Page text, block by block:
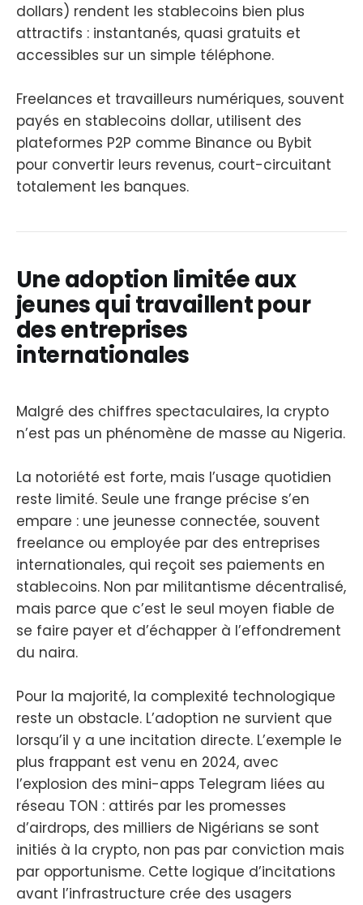
dollars) rendent les stablecoins bien plus
attractifs : instantanés, quasi gratuits et
accessibles sur un simple téléphone.
Freelances et travailleurs numériques, souvent
payés en stablecoins dollar, utilisent des
plateformes P2P comme Binance ou Bybit
pour convertir leurs revenus, court-circuitant
totalement les banques.
Une adoption limitée aux
jeunes qui travaillent pour
des entreprises
internationales
Malgré des chiffres spectaculaires, la crypto
n’est pas un phénomène de masse au Nigeria.
La notoriété est forte, mais l’usage quotidien
reste limité. Seule une frange précise s’en
empare : une jeunesse connectée, souvent
freelance ou employée par des entreprises
internationales, qui reçoit ses paiements en
stablecoins. Non par militantisme décentralisé,
mais parce que c’est le seul moyen fiable de
se faire payer et d’échapper à l’effondrement
du naira.
Pour la majorité, la complexité technologique
reste un obstacle. L’adoption ne survient que
lorsqu’il y a une incitation directe. L’exemple le
plus frappant est venu en 2024, avec
l’explosion des mini-apps Telegram liées au
réseau TON : attirés par les promesses
d’airdrops, des milliers de Nigérians se sont
initiés à la crypto, non pas par conviction mais
par opportunisme. Cette logique d’incitations
avant l’infrastructure crée des usagers